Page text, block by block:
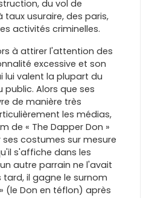
du vol de
usuraire, des paris,
activités criminelles.
à attirer l'attention des
excessive et son
lui valent la plupart du
Alors que ses
de manière très
les médias,
de « The Dapper Don »
costumes sur mesure
s'affiche dans les
autre parrain ne l'avait
il gagne le surnom
(le Don en téflon) après